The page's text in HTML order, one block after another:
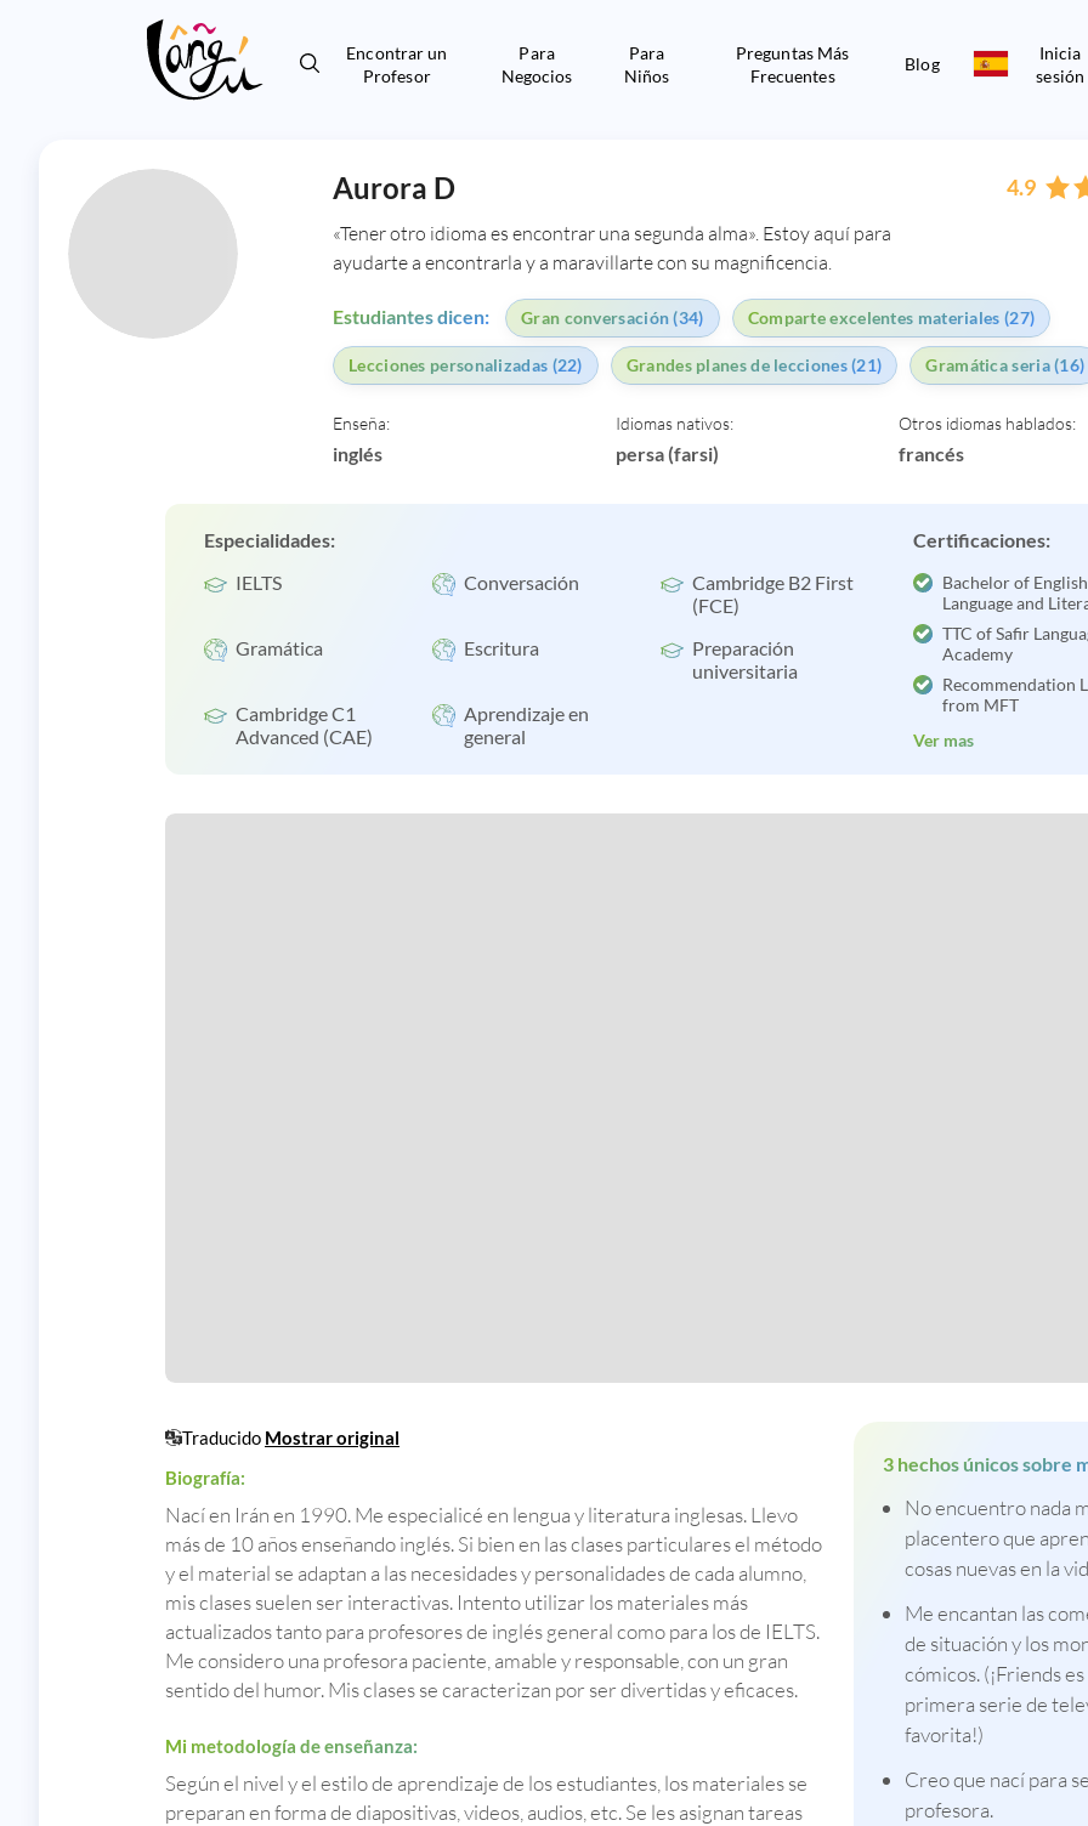
Encontrar un
Profesor
Para
Negocios
Para
Niños
Preguntas Más
Frecuentes
Blog
Inicia
sesión
Aurora D
«Tener otro idioma es encontrar una segunda alma». Estoy aquí para
ayudarte a encontrarla y a maravillarte con su magnificencia.
4.9
Estudiantes dicen: Gran conversación (34) Comparte excelentes materiales (27)
Lecciones personalizadas (22) Grandes planes de lecciones (21) Gramática seria (16)
Enseña:
inglés
Idiomas nativos:
persa (farsi)
Otros idiomas hablados:
francés
Especialidades:
IELTS
Conversación
Cambridge B2 First
(FCE)
Gramática
Escritura
Preparación
universitaria
Cambridge C1
Advanced (CAE)
Aprendizaje en
general
Certificaciones:
Bachelor of English
Language and
TTC of Safir
Academy
Recommendation
from MFT
Ver mas
Traducido Mostrar original
Biografía:
Nací en Irán en 1990. Me especialicé en lengua y literatura inglesas. Llevo
más de 10 años enseñando inglés. Si bien en las clases particulares el método
y el material se adaptan a las necesidades y personalidades de cada alumno,
mis clases suelen ser interactivas. Intento utilizar los materiales más
actualizados tanto para profesores de inglés general como para los de IELTS.
Me considero una profesora paciente, amable y responsable, con un gran
sentido del humor. Mis clases se caracterizan por ser divertidas y eficaces.
Mi metodología de enseñanza:
Según el nivel y el estilo de aprendizaje de los estudiantes, los materiales se
preparan en forma de diapositivas, videos, audios, etc. Se les asignan tareas
3 hechos únicos sobre
No encuentro nada
placentero que
cosas nuevas en la
Me encantan las
de situación y los
cómicos. (¡Friends
primera serie de
favorita!)
Creo que nací para
profesora.